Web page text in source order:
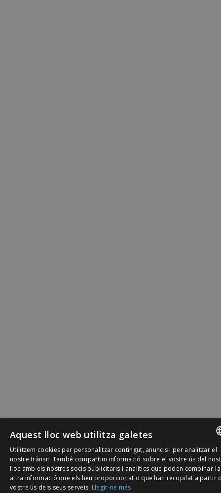
SPANISH
CATALÀ
Aquest lloc web utilitza galetes
Utilitzem cookies per personalitzar contingut, anuncis i per analitzar el
nostre trànsit. També compartim informació sobre el vostre ús del
lloc amb els nostres socis publicitaris i analítics que poden combinar-
altra informació que els heu proporcionat o que han recopilat a partir
vostre ús dels seus serveis. Llegir-ne més